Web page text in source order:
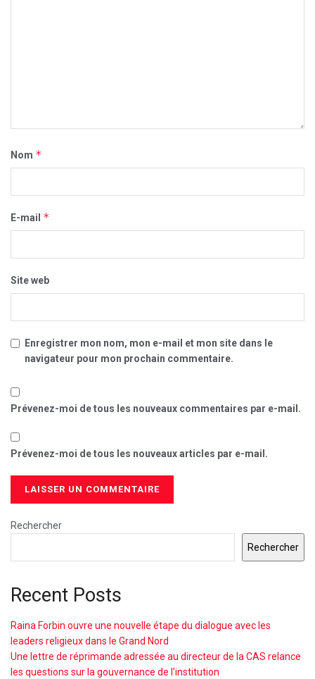
Nom *
E-mail *
Site web
Enregistrer mon nom, mon e-mail et mon site dans le
navigateur pour mon prochain commentaire.
Prévenez-moi de tous les nouveaux commentaires par e-mail.
Prévenez-moi de tous les nouveaux articles par e-mail.
Rechercher
Rechercher
Recent Posts
Raina Forbin ouvre une nouvelle étape du dialogue avec les
leaders religieux dans le Grand Nord
Une lettre de réprimande adressée au directeur de la CAS relance
les questions sur la gouvernance de l’institution